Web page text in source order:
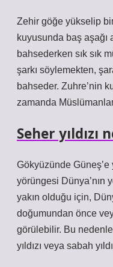
Zehir göğe yükselip
kuyusunda baş aşağı
bahsederken sık sık
şarkı söylemekten,
bahseder. Zuhre’nin
zamanda
Seher
Gökyüzünde Güneş’e
yörüngesi Dünya’nın
yakın olduğu için,
doğumundan önce
görülebilir. Bu nedenle
yıldızı veya sabah